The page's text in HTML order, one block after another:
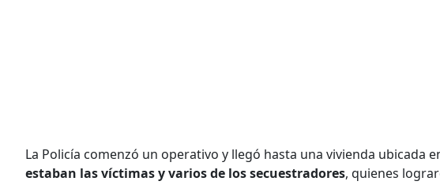
La Policía comenzó un operativo y llegó hasta una vivienda ubicada
estaban las víctimas y varios de los secuestradores, quienes